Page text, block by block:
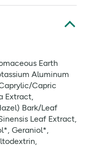
Earth
Aluminum
Capric
Extract,
Bark/Leaf
Leaf Extract,
Geraniol*,